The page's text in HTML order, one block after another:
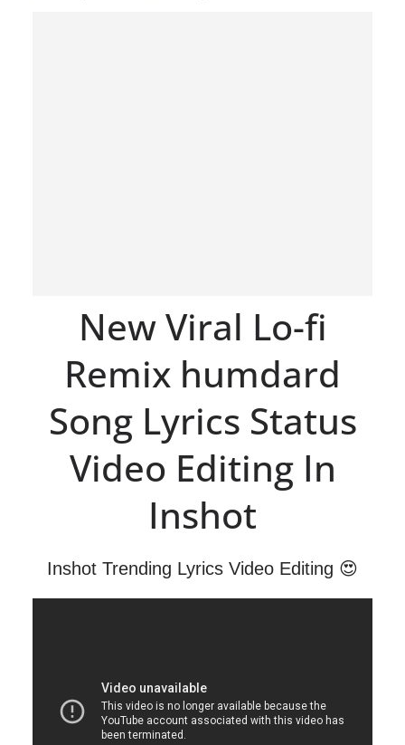
New Viral Lo-fi
Remix humdard
Song Lyrics Status
Video Editing In
Inshot
Inshot Trending Lyrics Video Editing 😍